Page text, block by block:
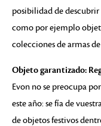
posibilidad de
como por ejemplo
colecciones de armas
Objeto garantizado:
Evon no se preocupa
este año: se fía de
de objetos festivos